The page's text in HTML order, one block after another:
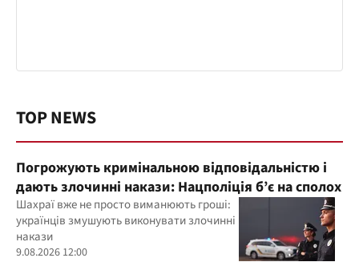
TOP NEWS
Погрожують кримінальною відповідальністю і
дають злочинні накази: Нацполіція б’є на сполох
Шахраї вже не просто виманюють гроші:
українців змушують виконувати злочинні
накази
9.08.2026 12:00